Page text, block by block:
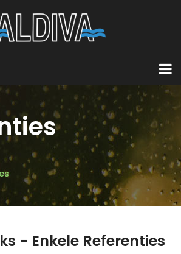
- Enkele Referenties